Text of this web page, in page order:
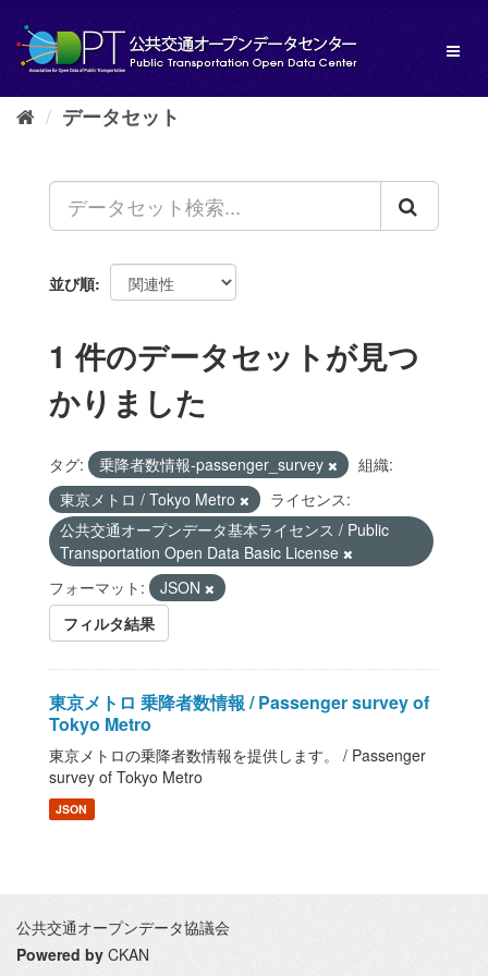
し
データセット
並び順
1 件のデータセットが見つ
かりました
タグ: 乗降者数情報-passenger_survey
組織:
東京メトロ / Tokyo Metro
ライセンス:
公共交通オープンデータ基本ライセンス / Public
Transportation Open Data Basic License
フォーマット:
JSON
フィルタ結果
東京メトロ 乗降者数情報 / Passenger survey of
Tokyo Metro
東京メトロの乗降者数情報を提供します。 / Passenger
survey of Tokyo Metro
JSON
公共交通オープンデータ協議会
Powered by CKAN